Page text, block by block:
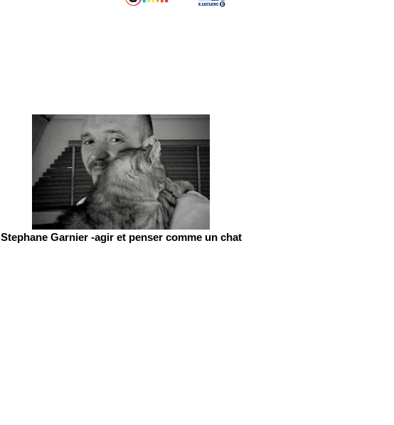
Stephane Garnier -agir et penser comme un chat